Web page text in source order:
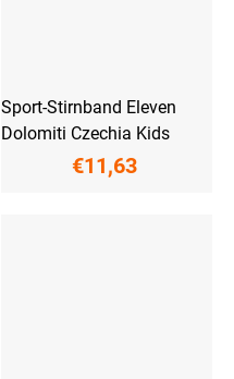
Sport-Stirnband Eleven
Dolomiti Czechia Kids
€11,63